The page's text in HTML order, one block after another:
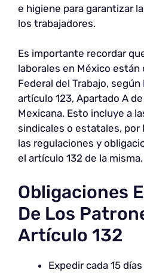
e higiene para garantizar
los trabajadores.
Es importante recordar
laborales en México
Federal del Trabajo,
artículo 123, Apartado A
Mexicana. Esto incluye a
sindicales o estatales, por
las regulaciones y
el artículo 132 de la misma.
Obligaciones
De Los
Artículo 132
Expedir cada 15